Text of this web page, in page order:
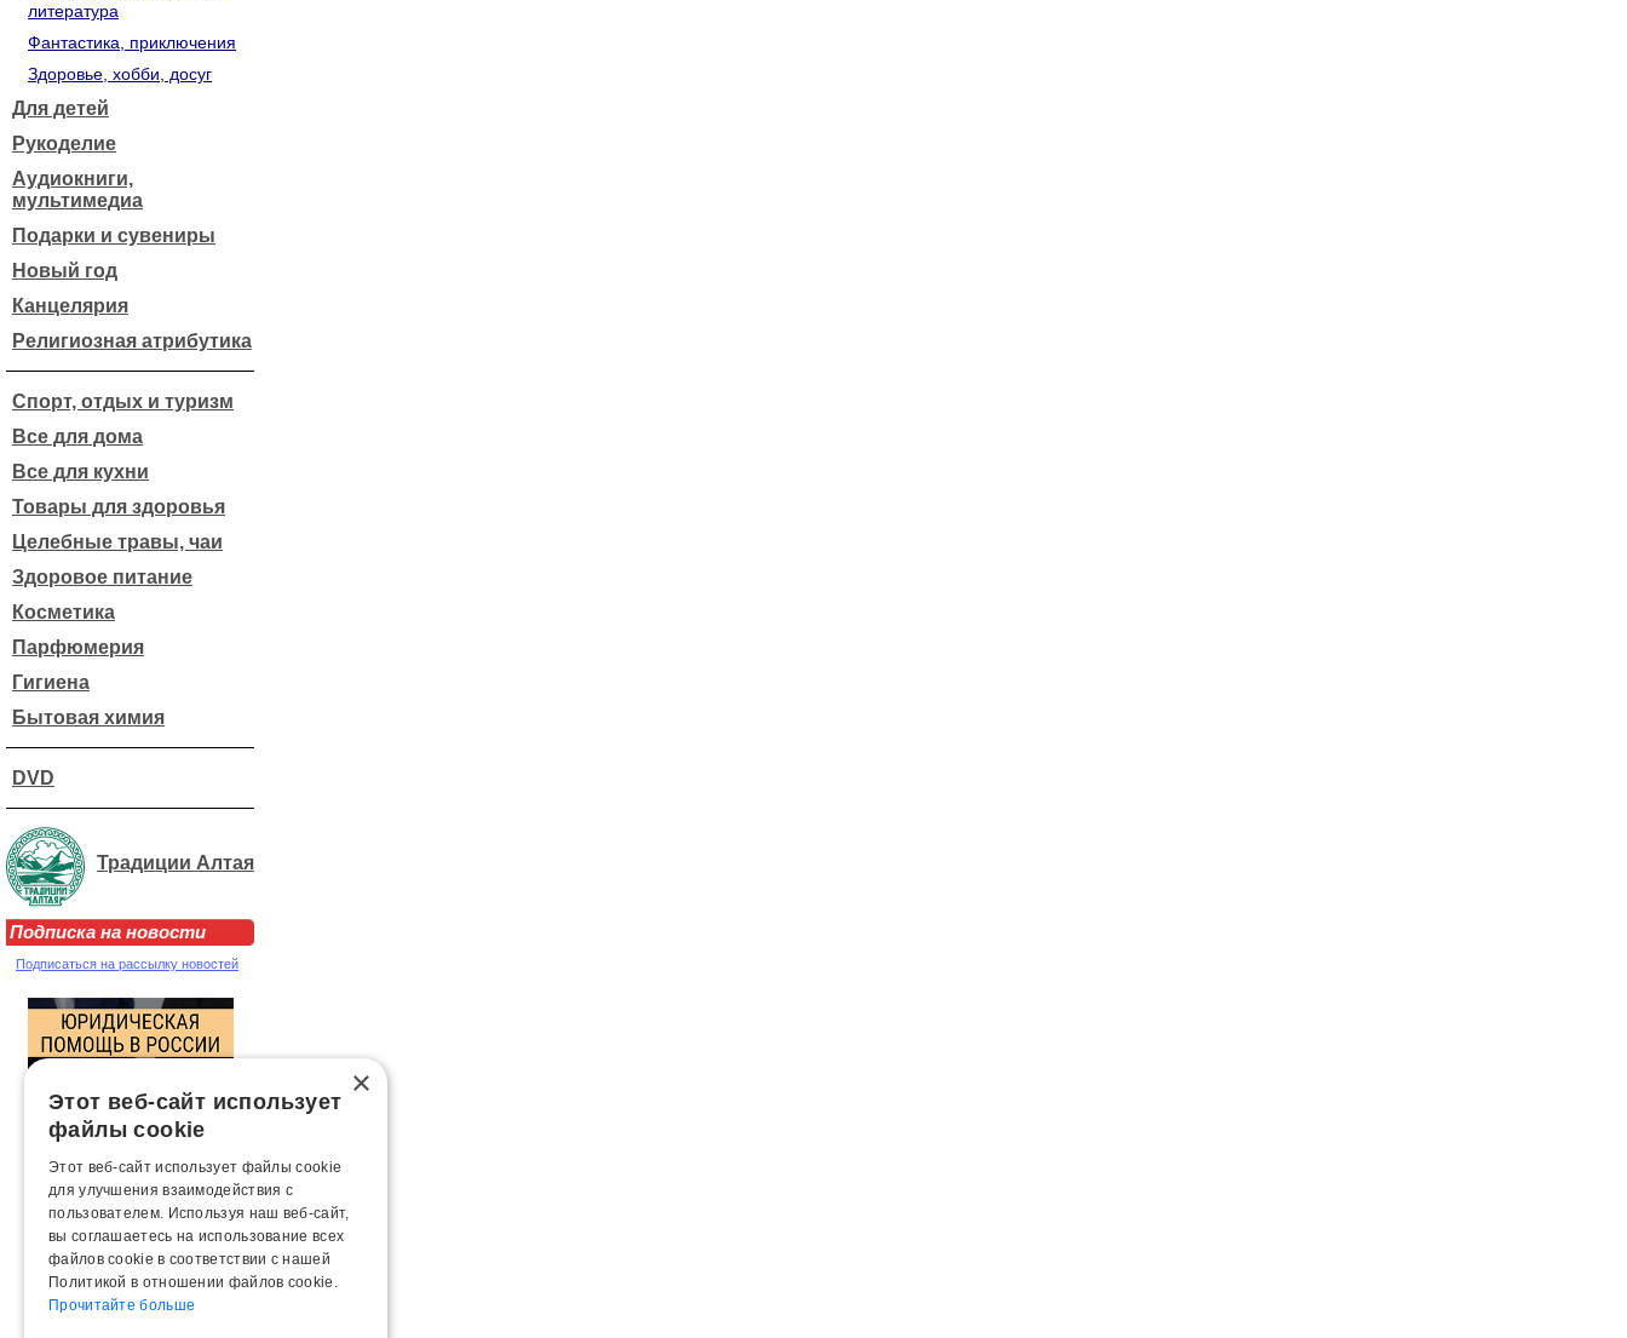
литература
Фантастика, приключения
Здоровье, хобби, досуг
Для детей
Рукоделие
Аудиокниги,
мультимедиа
Подарки и сувениры
Новый год
Канцелярия
Религиозная атрибутика
Спорт, отдых и туризм
Все для дома
Все для кухни
Товары для здоровья
Целебные травы, чаи
Здоровое питание
Косметика
Парфюмерия
Гигиена
Бытовая химия
DVD
Традиции Алтая
Подписка на новости
Подписаться на рассылку новостей
×
Этот веб-сайт использует
файлы cookie
Этот веб-сайт использует файлы cookie
для улучшения взаимодействия с
пользователем. Используя наш веб-сайт,
вы соглашаетесь на использование всех
файлов cookie в соответствии с нашей
Политикой в ​​отношении файлов cookie.
Прочитайте больше